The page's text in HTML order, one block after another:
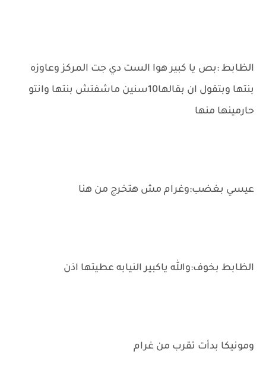
الظابط :بص يا كبير هوا الست دي جت المركز وعاوزه
بنتها وبتقول ان بقالها10سنين ماشفتش بنتها وانتو
حارمينها منها
عيسي بغضب:وغرام مش هتخرج من هنا
الظابط بخوف:والله ياكبير النيابه عطيتها اذن
ومونيكا بدأت تقرب من غرام